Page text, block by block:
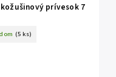
kožušinový prívesok 7
(5 ks)